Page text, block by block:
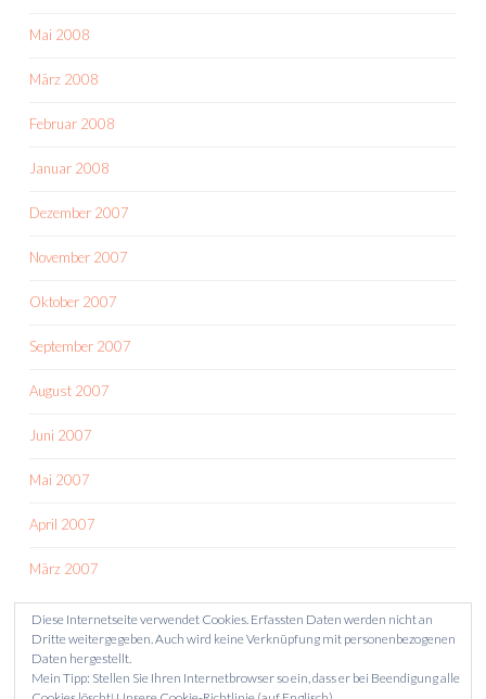
Mai 2008
März 2008
Februar 2008
Januar 2008
Dezember 2007
November 2007
Oktober 2007
September 2007
August 2007
Juni 2007
Mai 2007
April 2007
März 2007
Diese Internetseite verwendet Cookies. Erfassten Daten werden nicht an
Dritte weitergegeben. Auch wird keine Verknüpfung mit personenbezogenen
Daten hergestellt.
Mein Tipp: Stellen Sie Ihren Internetbrowser so ein, dass er bei Beendigung alle